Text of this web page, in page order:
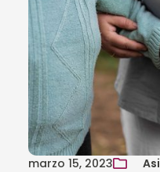
marzo 15, 2023